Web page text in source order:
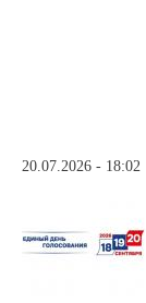
20.07.2026 - 18:02